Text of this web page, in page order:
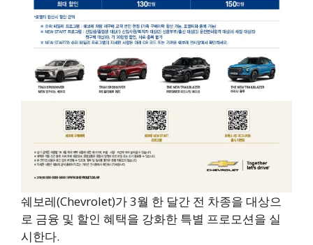
쉐보레(Chevrolet)가 3월 한 달간 전 차종을 대상으
로 금융 및 할인 혜택을 강화한 특별 프로모션을 실
시한다.